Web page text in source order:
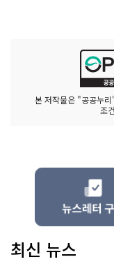
본 저작물은 "공공누
조
최신 뉴스